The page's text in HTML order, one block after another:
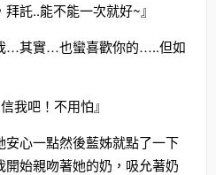
託..能不能一次就好~』
…其實…也蠻喜歡你的…..但如
我吧！不用怕』
安心一點然後藍姊就點了一下
始親吻著她的奶，吸允著奶